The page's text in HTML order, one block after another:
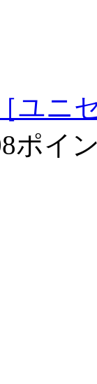
［ユニ
ポイ